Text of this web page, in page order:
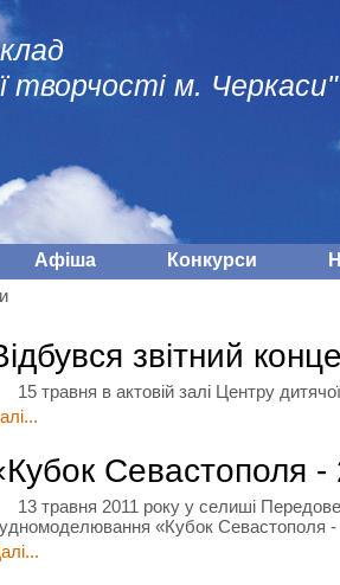
творчості м. Черкаси"
Афіша Конкурси
звітний
15 травня в актовій залі Центру
Севастополя -
13 травня 2011 року у селиші Передове
«Кубок Севастополя -